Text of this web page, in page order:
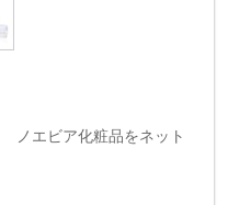
ノエビア化粧品をネット